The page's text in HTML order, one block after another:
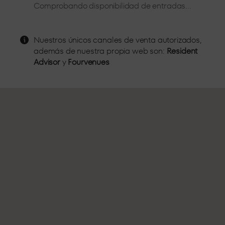
Comprobando disponibilidad de entradas...
Nuestros únicos canales de venta autorizados,
además de nuestra propia web son: Resident
AdvisoryFourvenues
Desde primera fila, a escasos metros del DJ disfruta del mejor
STANDARD 4
En el centro de la sala, experimenta toda la presión del sonido